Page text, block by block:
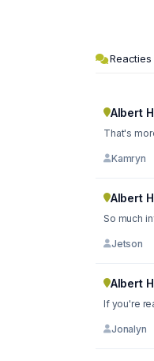
Albert
That's
Kamryn
Albert
So much
Jetson
Albert
If you're
Jonalyn